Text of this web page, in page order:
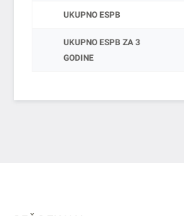
UKUPNO ESPB
UKUPNO ESPB ZA 3
GODINE